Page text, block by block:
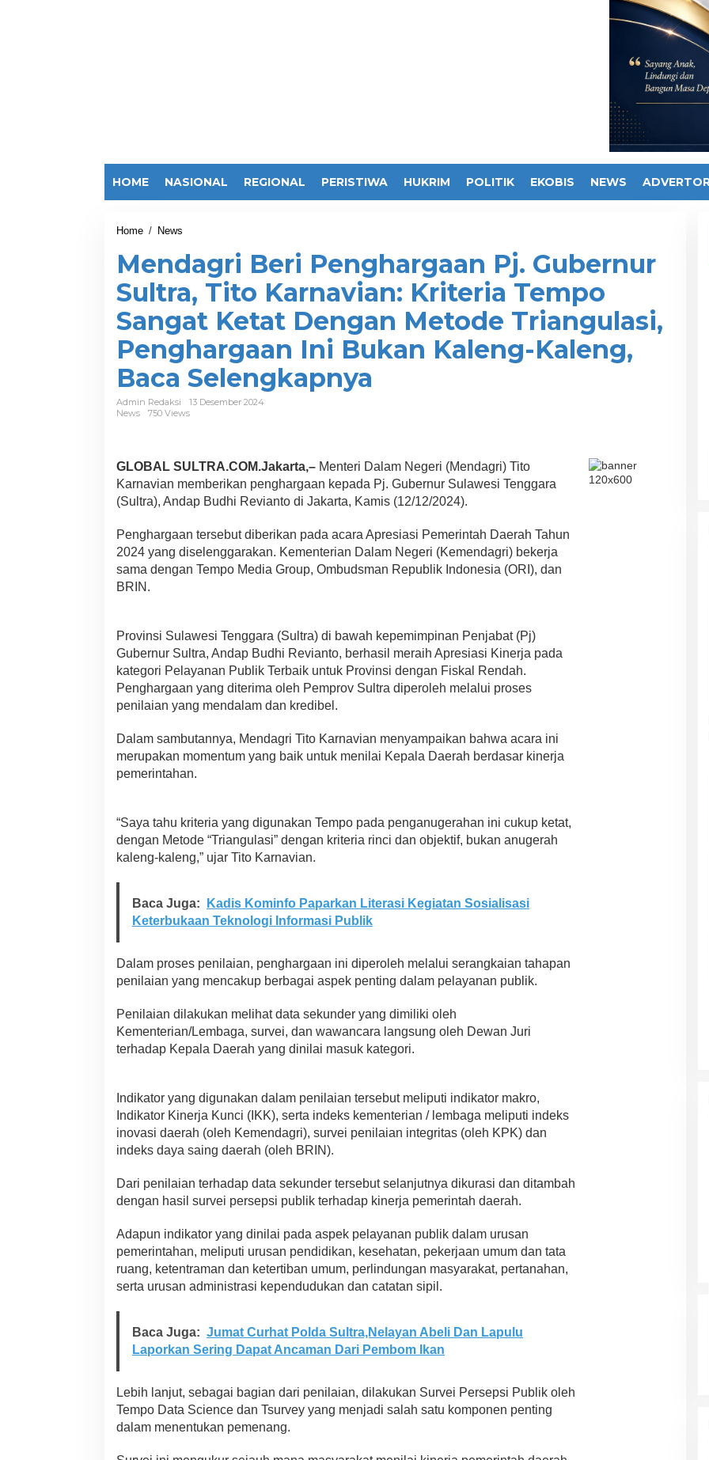
HOME NASIONAL REGIONAL PERISTIWA HUKRIM POLITIK EKOBIS NEWS
Home / News
n
d
a
g
r
i
B
e
P
e
a
r
g
a
P
j
b
e
r
n
u
r
l
t
r
i
t
o
r
n
a
a
n
K
r
t
i
a
T
m
o
S
n
g
a
t
K
a
t
D
g
a
n
e
Mendagri Beri Penghargaan Pj. Gubernur
Sultra, Tito Karnavian: Kriteria Tempo
Sangat Ketat Dengan Metode Triangulasi,
Penghargaan Ini Bukan Kaleng-Kaleng,
Baca Selengkapnya
Admin Redaksi
13 Desember 2024
News
750 Views
GLOBAL SULTRA.COM.Jakarta,– Menteri Dalam Negeri (Mendagri) Tito
Karnavian memberikan penghargaan kepada Pj. Gubernur Sulawesi Tenggara
(Sultra), Andap Budhi Revianto di Jakarta, Kamis (12/12/2024).
Penghargaan tersebut diberikan pada acara Apresiasi Pemerintah Daerah Tahun
2024 yang diselenggarakan. Kementerian Dalam Negeri (Kemendagri) bekerja
sama dengan Tempo Media Group, Ombudsman Republik Indonesia (ORI), dan
BRIN.
Provinsi Sulawesi Tenggara (Sultra) di bawah kepemimpinan Penjabat (Pj)
Gubernur Sultra, Andap Budhi Revianto, berhasil meraih Apresiasi Kinerja pada
kategori Pelayanan Publik Terbaik untuk Provinsi dengan Fiskal Rendah.
Penghargaan yang diterima oleh Pemprov Sultra diperoleh melalui proses
penilaian yang mendalam dan kredibel.
Dalam sambutannya, Mendagri Tito Karnavian menyampaikan bahwa acara ini
merupakan momentum yang baik untuk menilai Kepala Daerah berdasar kinerja
pemerintahan.
“Saya tahu kriteria yang digunakan Tempo pada penganugerahan ini cukup ketat,
dengan Metode “Triangulasi” dengan kriteria rinci dan objektif, bukan anugerah
kaleng-kaleng,” ujar Tito Karnavian.
Baca Juga:
Kadis Kominfo Paparkan Literasi Kegiatan Sosialisasi
Keterbukaan Teknologi Informasi Publik
Dalam proses penilaian, penghargaan ini diperoleh melalui serangkaian tahapan
penilaian yang mencakup berbagai aspek penting dalam pelayanan publik.
Penilaian dilakukan melihat data sekunder yang dimiliki oleh
Kementerian/Lembaga, survei, dan wawancara langsung oleh Dewan Juri
terhadap Kepala Daerah yang dinilai masuk kategori.
Indikator yang digunakan dalam penilaian tersebut meliputi indikator makro,
Indikator Kinerja Kunci (IKK), serta indeks kementerian / lembaga meliputi indeks
inovasi daerah (oleh Kemendagri), survei penilaian integritas (oleh KPK) dan
indeks daya saing daerah (oleh BRIN).
Dari penilaian terhadap data sekunder tersebut selanjutnya dikurasi dan ditambah
dengan hasil survei persepsi publik terhadap kinerja pemerintah daerah.
Adapun indikator yang dinilai pada aspek pelayanan publik dalam urusan
pemerintahan, meliputi urusan pendidikan, kesehatan, pekerjaan umum dan tata
ruang, ketentraman dan ketertiban umum, perlindungan masyarakat, pertanahan,
serta urusan administrasi kependudukan dan catatan sipil.
Baca Juga: Jumat Curhat Polda Sultra,Nelayan Abeli Dan Lapulu
Laporkan Sering Dapat Ancaman Dari Pembom Ikan
Lebih lanjut, sebagai bagian dari penilaian, dilakukan Survei Persepsi Publik oleh
Tempo Data Science dan Tsurvey yang menjadi salah satu komponen penting
dalam menentukan pemenang.
Pada Pilkada Sultra “Hanya
Ada Satu Putaran”
Di News, Politik